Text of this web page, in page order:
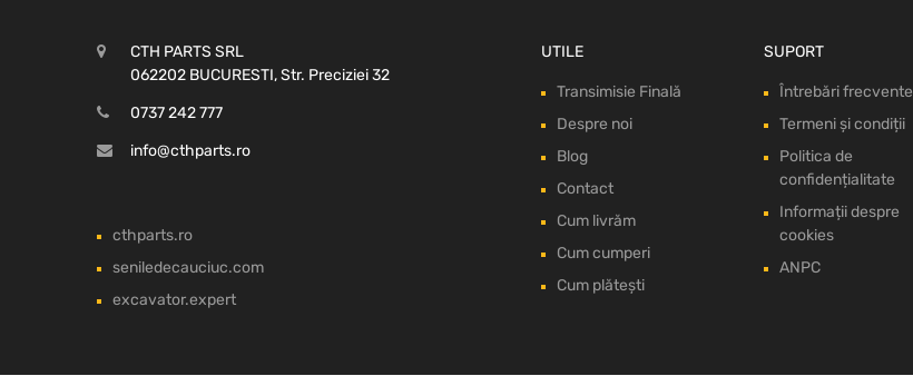
CTH PARTS SRL
062202 BUCURESTI, Str. Preciziei 32
0737 242 777
info@cthparts.ro
cthparts.ro
seniledecauciuc.com
excavator.expert
UTILE
Transimisie Finală
Despre noi
Blog
Contact
Cum livrăm
Cum cumperi
Cum plătești
SUPORT
Întrebări frecvente
Termeni și condiții
Politica de
confidențialitate
Informații despre
cookies
ANPC